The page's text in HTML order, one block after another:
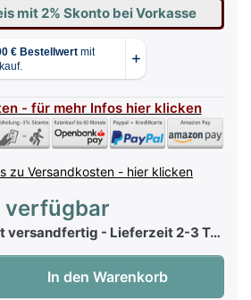
mit 2% Skonto bei Vorkasse
- für mehr Infos hier klicken
zu Versandkosten - hier klicken
verfügbar
versandfertig - Lieferzeit 2-3 Tage
- Pop E-Orgel - 20 der größten
In den Warenkorb